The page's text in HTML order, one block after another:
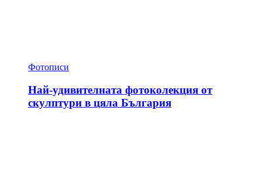
Фотописи
Най-удивителната фотоколекция от
скулптури в цяла България